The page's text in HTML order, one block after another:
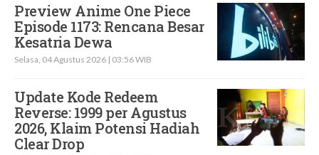
Preview Anime One Piece
Episode 1173: Rencana Besar
Kesatria Dewa
Selasa, 04 Agustus 2026 | 03:56 WIB
Update Kode Redeem
Reverse: 1999 per Agustus
2026, Klaim Potensi Hadiah
Clear Drop